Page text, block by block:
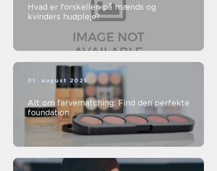
Hvad er forskellen på mænds og
kvinders hudpleje?
01. august 2025
Alt om farvematching: Find den perfekte
foundation